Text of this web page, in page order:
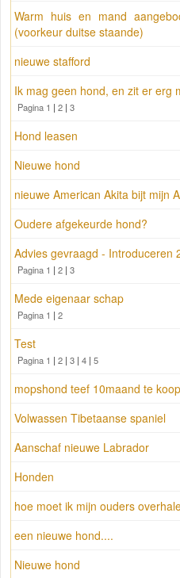
Warm huis en mand
(voorkeur duitse staande)
nieuwe stafford
Ik mag geen hond, en zit er erg
Pagina 1 | 2 | 3
Hond leasen
Nieuwe hond
nieuwe American Akita bijt mijn
Oudere afgekeurde hond?
Advies gevraagd - Introduceren
Pagina 1 | 2 | 3
Mede eigenaar schap
Pagina 1 | 2
Test
Pagina 1 | 2 | 3 | 4 | 5
mopshond teef 10maand te koop
Volwassen Tibetaanse spaniel
Aanschaf nieuwe Labrador
Honden
hoe moet ik mijn ouders
een nieuwe hond....
Nieuwe hond